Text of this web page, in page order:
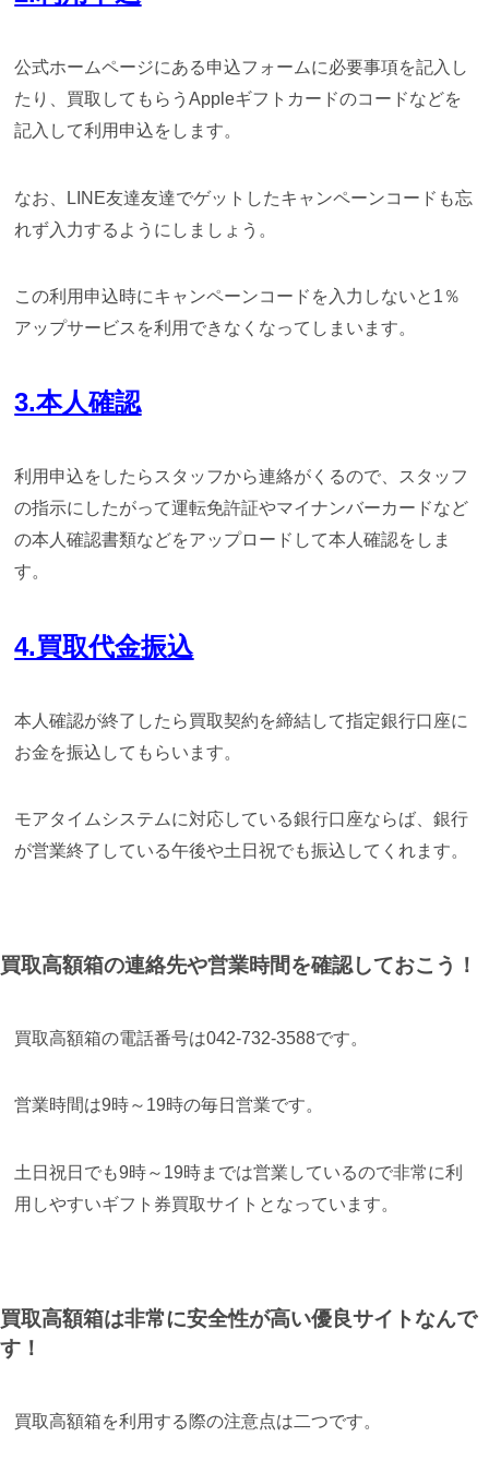
公式ホームページにある申込フォームに必要事項を記入し
たり、買取してもらうAppleギフトカードのコードなどを
記入して利用申込をします。
なお、LINE友達友達でゲットしたキャンペーンコードも忘
れず入力するようにしましょう。
この利用申込時にキャンペーンコードを入力しないと1％
アップサービスを利用できなくなってしまいます。
3.本人確認
利用申込をしたらスタッフから連絡がくるので、スタッフ
の指示にしたがって運転免許証やマイナンバーカードなど
の本人確認書類などをアップロードして本人確認をしま
す。
4.買取代金振込
本人確認が終了したら買取契約を締結して指定銀行口座に
お金を振込してもらいます。
モアタイムシステムに対応している銀行口座ならば、銀行
が営業終了している午後や土日祝でも振込してくれます。
買取高額箱の連絡先や営業時間を確認しておこう！
買取高額箱の電話番号は042-732-3588です。
営業時間は9時～19時の毎日営業です。
土日祝日でも9時～19時までは営業しているので非常に利
用しやすいギフト券買取サイトとなっています。
買取高額箱は非常に安全性が高い優良サイトなんで
す！
買取高額箱を利用する際の注意点は二つです。